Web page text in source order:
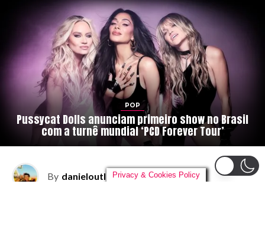
POP
Pussycat Dolls anunciam primeiro show no Brasil
com a turnê mundial ‘PCD Forever Tour’
By danieloutlander on 04/08/2026
Privacy & Cookies Policy